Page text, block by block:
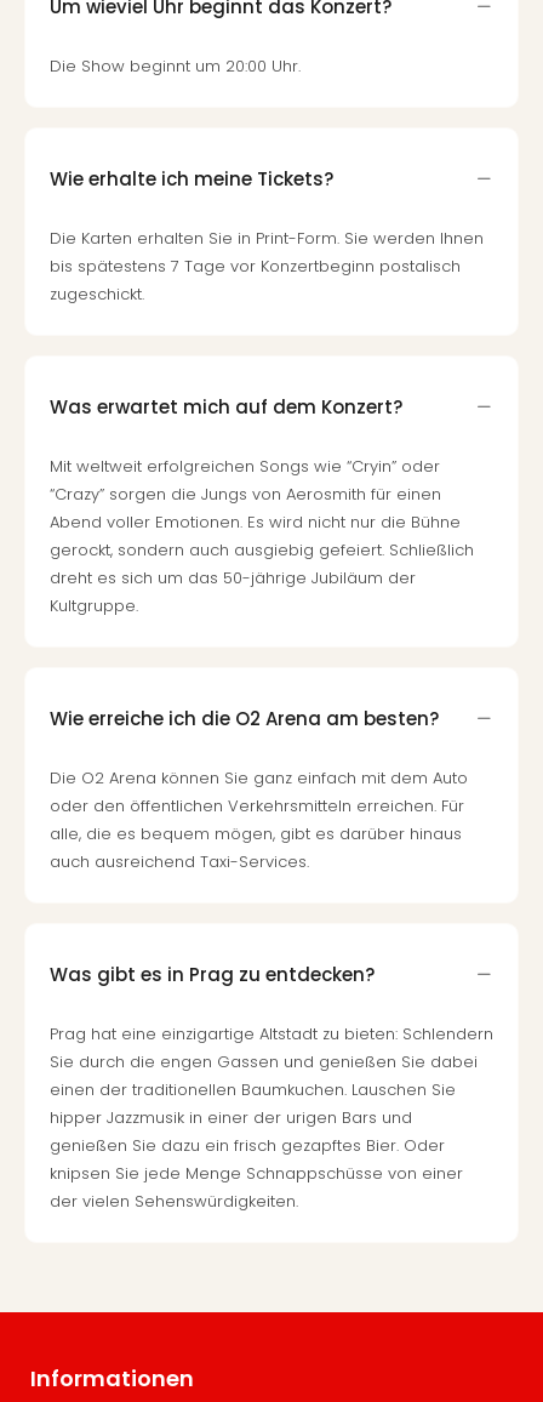
Um wieviel Uhr beginnt das Konzert?
Die Show beginnt um 20:00 Uhr.
Wie erhalte ich meine Tickets?
Die Karten erhalten Sie in Print-Form. Sie werden Ihnen
bis spätestens 7 Tage vor Konzertbeginn postalisch
zugeschickt.
Was erwartet mich auf dem Konzert?
Mit weltweit erfolgreichen Songs wie “Cryin” oder
“Crazy” sorgen die Jungs von Aerosmith für einen
Abend voller Emotionen. Es wird nicht nur die Bühne
gerockt, sondern auch ausgiebig gefeiert. Schließlich
dreht es sich um das 50-jährige Jubiläum der
Kultgruppe.
Wie erreiche ich die O2 Arena am besten?
Die O2 Arena können Sie ganz einfach mit dem Auto
oder den öffentlichen Verkehrsmitteln erreichen. Für
alle, die es bequem mögen, gibt es darüber hinaus
auch ausreichend Taxi-Services.
Was gibt es in Prag zu entdecken?
Prag hat eine einzigartige Altstadt zu bieten: Schlendern
Sie durch die engen Gassen und genießen Sie dabei
einen der traditionellen Baumkuchen. Lauschen Sie
hipper Jazzmusik in einer der urigen Bars und
genießen Sie dazu ein frisch gezapftes Bier. Oder
knipsen Sie jede Menge Schnappschüsse von einer
der vielen Sehenswürdigkeiten.
Informationen